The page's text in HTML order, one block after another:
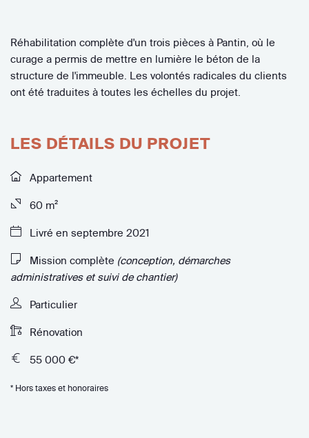
Réhabilitation complète d'un trois pièces à Pantin, où le
curage a permis de mettre en lumière le béton de la
structure de l'immeuble. Les volontés radicales du clients
ont été traduites à toutes les échelles du projet.
LES DÉTAILS DU PROJET
Appartement
60 m²
Livré en septembre 2021
Mission complète (conception, démarches
administratives et suivi de chantier)
Particulier
Rénovation
55 000 €*
* Hors taxes et honoraires